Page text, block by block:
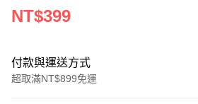
NT$399
付款與運送方式
超取滿NT$899免運